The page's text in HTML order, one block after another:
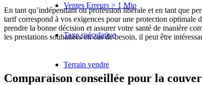
Ventes Erreurs > 1 Mio
Taxe spéculative
Terrain vendre
En tant qu’indépendant ou profession libérale et en tant que
tarif correspond à vos exigences pour une protection optimale
prendre la bonne décision et assurer votre santé de manière
les prestations souhaitées en cas de besoin, il peut être
Comparaison conseillée pour la